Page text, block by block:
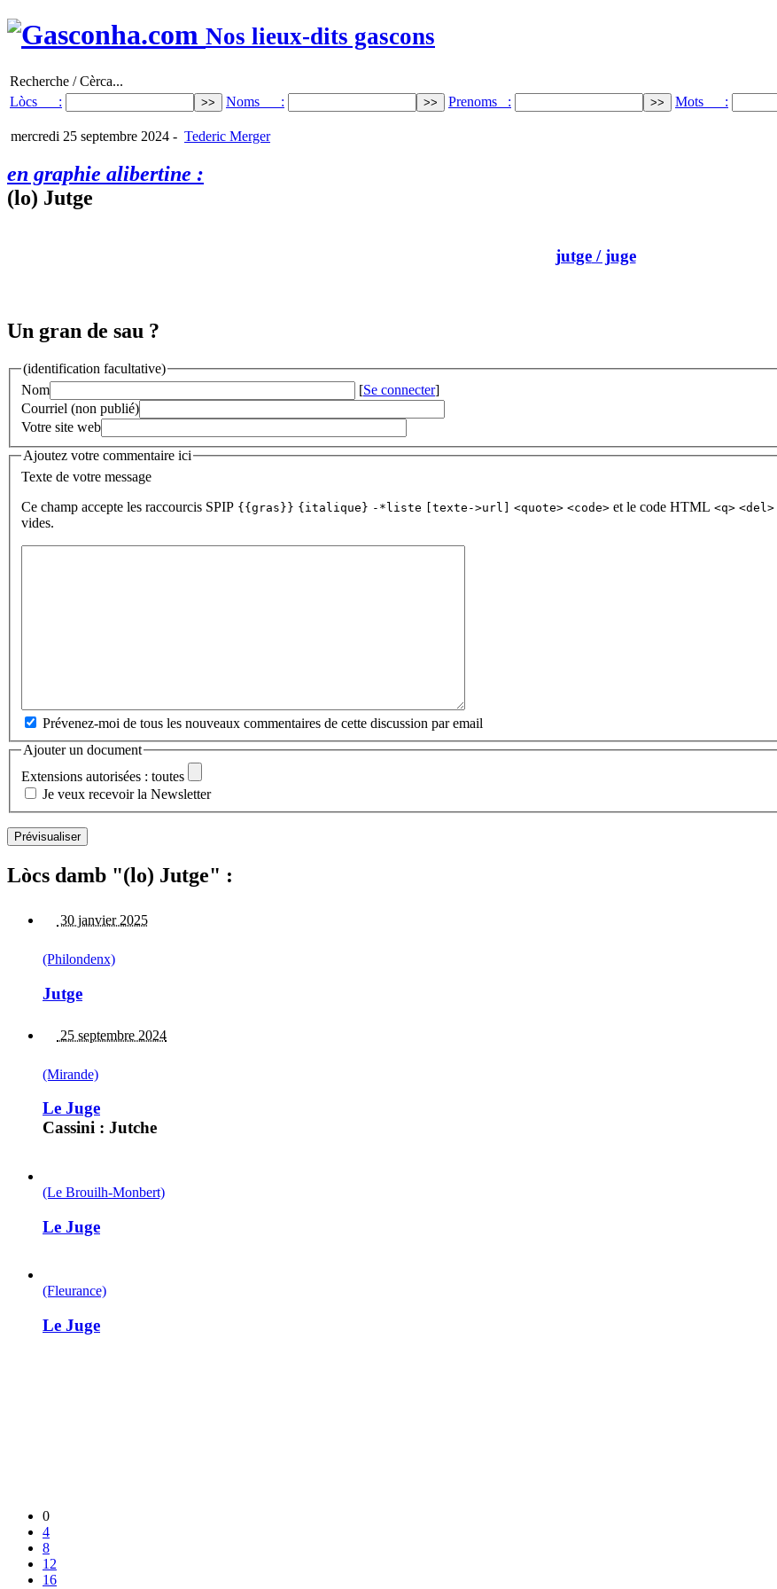
Nos lieux-dits gascons
Recherche / Cèrca...
Lòcs :
Noms : Prenoms : Mots :
mercredi 25 septembre 2024 - Tederic Merger
en graphie alibertine :
(lo) Jutge
jutge/ juge
Un gran de sau ?
(identification facultative)
Nom
[Se connecter]
Courriel (non publié)
Votre site web
Ajoutez votre commentaire ici
Texte de votre message
Ce champ accepte les raccourcis SPIP {{gras}} {italique} -*liste [texte->url] <quote> <code> et le code HTML <q> <del>
vides.
Prévenez-moi de tous les nouveaux commentaires de cette discussion par email
Ajouter un document
Extensions autorisées : toutes
Je veux recevoir la Newsletter
Lòcs damb "(lo) Jutge" :
30 janvier 2025
(Philondenx)
Jutge
25 septembre 2024
(Mirande)
Le Juge
Cassini : Jutche
(Le Brouilh-Monbert)
Le Juge
(Fleurance)
Le Juge
0
4
8
12
16